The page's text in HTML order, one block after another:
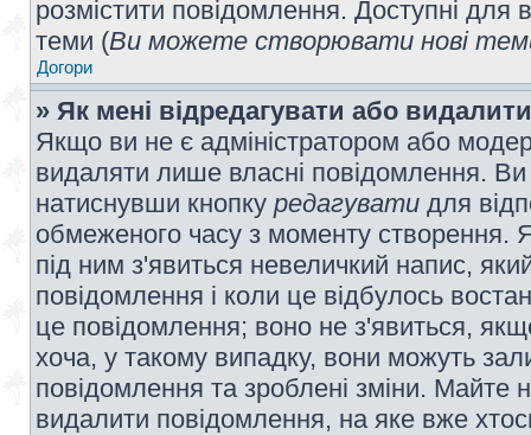
розмістити повідомлення. Доступні для
теми (Ви можете створювати нові
Догори
» Як мені відредагувати або
Якщо ви не є адміністратором або
видаляти лише власні повідомлення.
натиснувши кнопку редагувати для
обмеженого часу з моменту створення.
під ним з'явиться невеличкий напис,
повідомлення і коли це відбулось
це повідомлення; воно не з'явиться,
хоча, у такому випадку, вони можуть
повідомлення та зроблені зміни. Майте
видалити повідомлення, на яке вже